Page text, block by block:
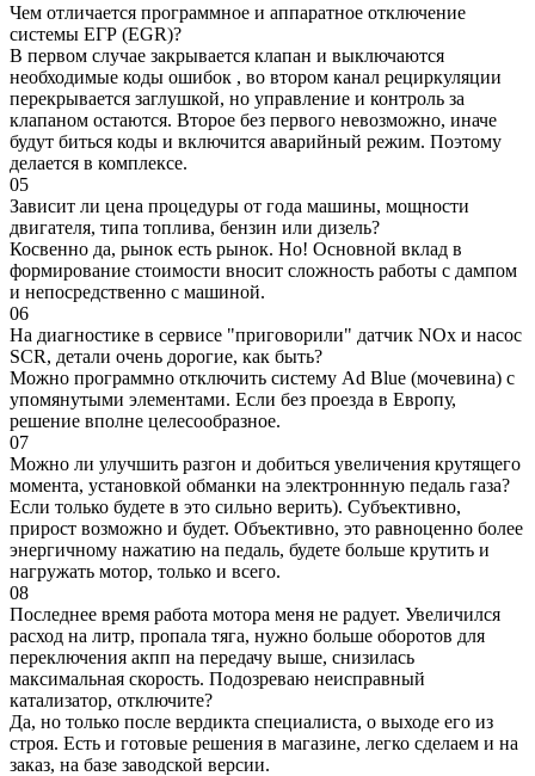
Чем отличается программное и аппаратное отключение
системы ЕГР (EGR)?
В первом случае закрывается клапан и выключаются
необходимые коды ошибок , во втором канал рециркуляции
перекрывается заглушкой, но управление и контроль за
клапаном остаются. Второе без первого невозможно, иначе
будут биться коды и включится аварийный режим. Поэтому
делается в комплексе.
05
Зависит ли цена процедуры от года машины, мощности
двигателя, типа топлива, бензин или дизель?
Косвенно да, рынок есть рынок. Но! Основной вклад в
формирование стоимости вносит сложность работы с дампом
и непосредственно с машиной.
06
На диагностике в сервисе "приговорили" датчик NOx и насос
SCR, детали очень дорогие, как быть?
Можно программно отключить систему Ad Blue (мочевина) с
упомянутыми элементами. Если без проезда в Европу,
решение вполне целесообразное.
07
Можно ли улучшить разгон и добиться увеличения крутящего
момента, установкой обманки на электроннную педаль газа?
Если только будете в это сильно верить). Субъективно,
прирост возможно и будет. Объективно, это равноценно более
энергичному нажатию на педаль, будете больше крутить и
нагружать мотор, только и всего.
08
Последнее время работа мотора меня не радует. Увеличился
расход на литр, пропала тяга, нужно больше оборотов для
переключения акпп на передачу выше, снизилась
максимальная скорость. Подозреваю неисправный
катализатор, отключите?
Да, но только после вердикта специалиста, о выходе его из
строя. Есть и готовые решения в магазине, легко сделаем и на
заказ, на базе заводской версии.